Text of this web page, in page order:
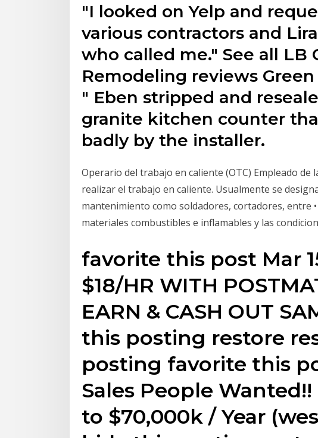
"I looked on Yelp and
various contractors and
who called me." See all LB
Remodeling reviews
" Eben stripped and
granite kitchen counter
badly by the installer.
Operario del trabajo en caliente (OTC) Empleado
realizar el trabajo en caliente. Usualmente se
mantenimiento como soldadores, cortadores, entre
materiales combustibles e inflamables y las
favorite this post Mar
$18/HR WITH
EARN & CASH OUT
this posting restore
posting favorite this
Sales People
to $70,000k / Year